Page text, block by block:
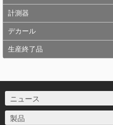
計測器
デカール
生産終了品
ニュース
製品